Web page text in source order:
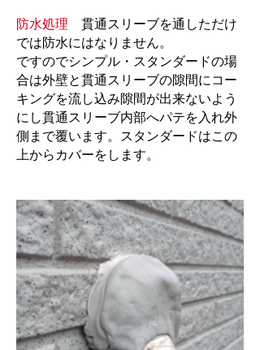
防水処理 貫通スリーブを通しただけ
では防水にはなりません。
ですのでシンプル・スタンダードの場
合は外壁と貫通スリーブの隙間にコー
キングを流し込み隙間が出来ないよう
にし貫通スリーブ内部へパテを入れ外
側まで覆います。スタンダードはこの
上からカバーをします。